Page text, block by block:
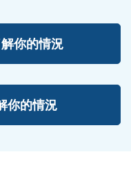
你的情況
你的情況